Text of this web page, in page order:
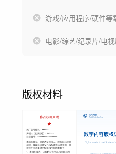
游戏/应用程序/硬件等
电影/综艺/纪录片/电
版权材料